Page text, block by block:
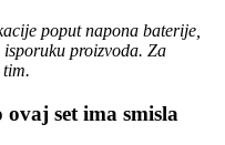
poput napona baterije,
proizvoda. Za
set ima smisla